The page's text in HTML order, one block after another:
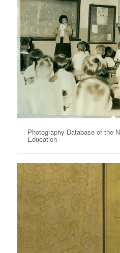
Photography Database of the
Education